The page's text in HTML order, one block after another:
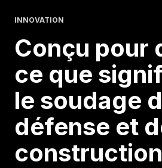
INNOVATION
Conçu pour
ce que
le soudage
défense et